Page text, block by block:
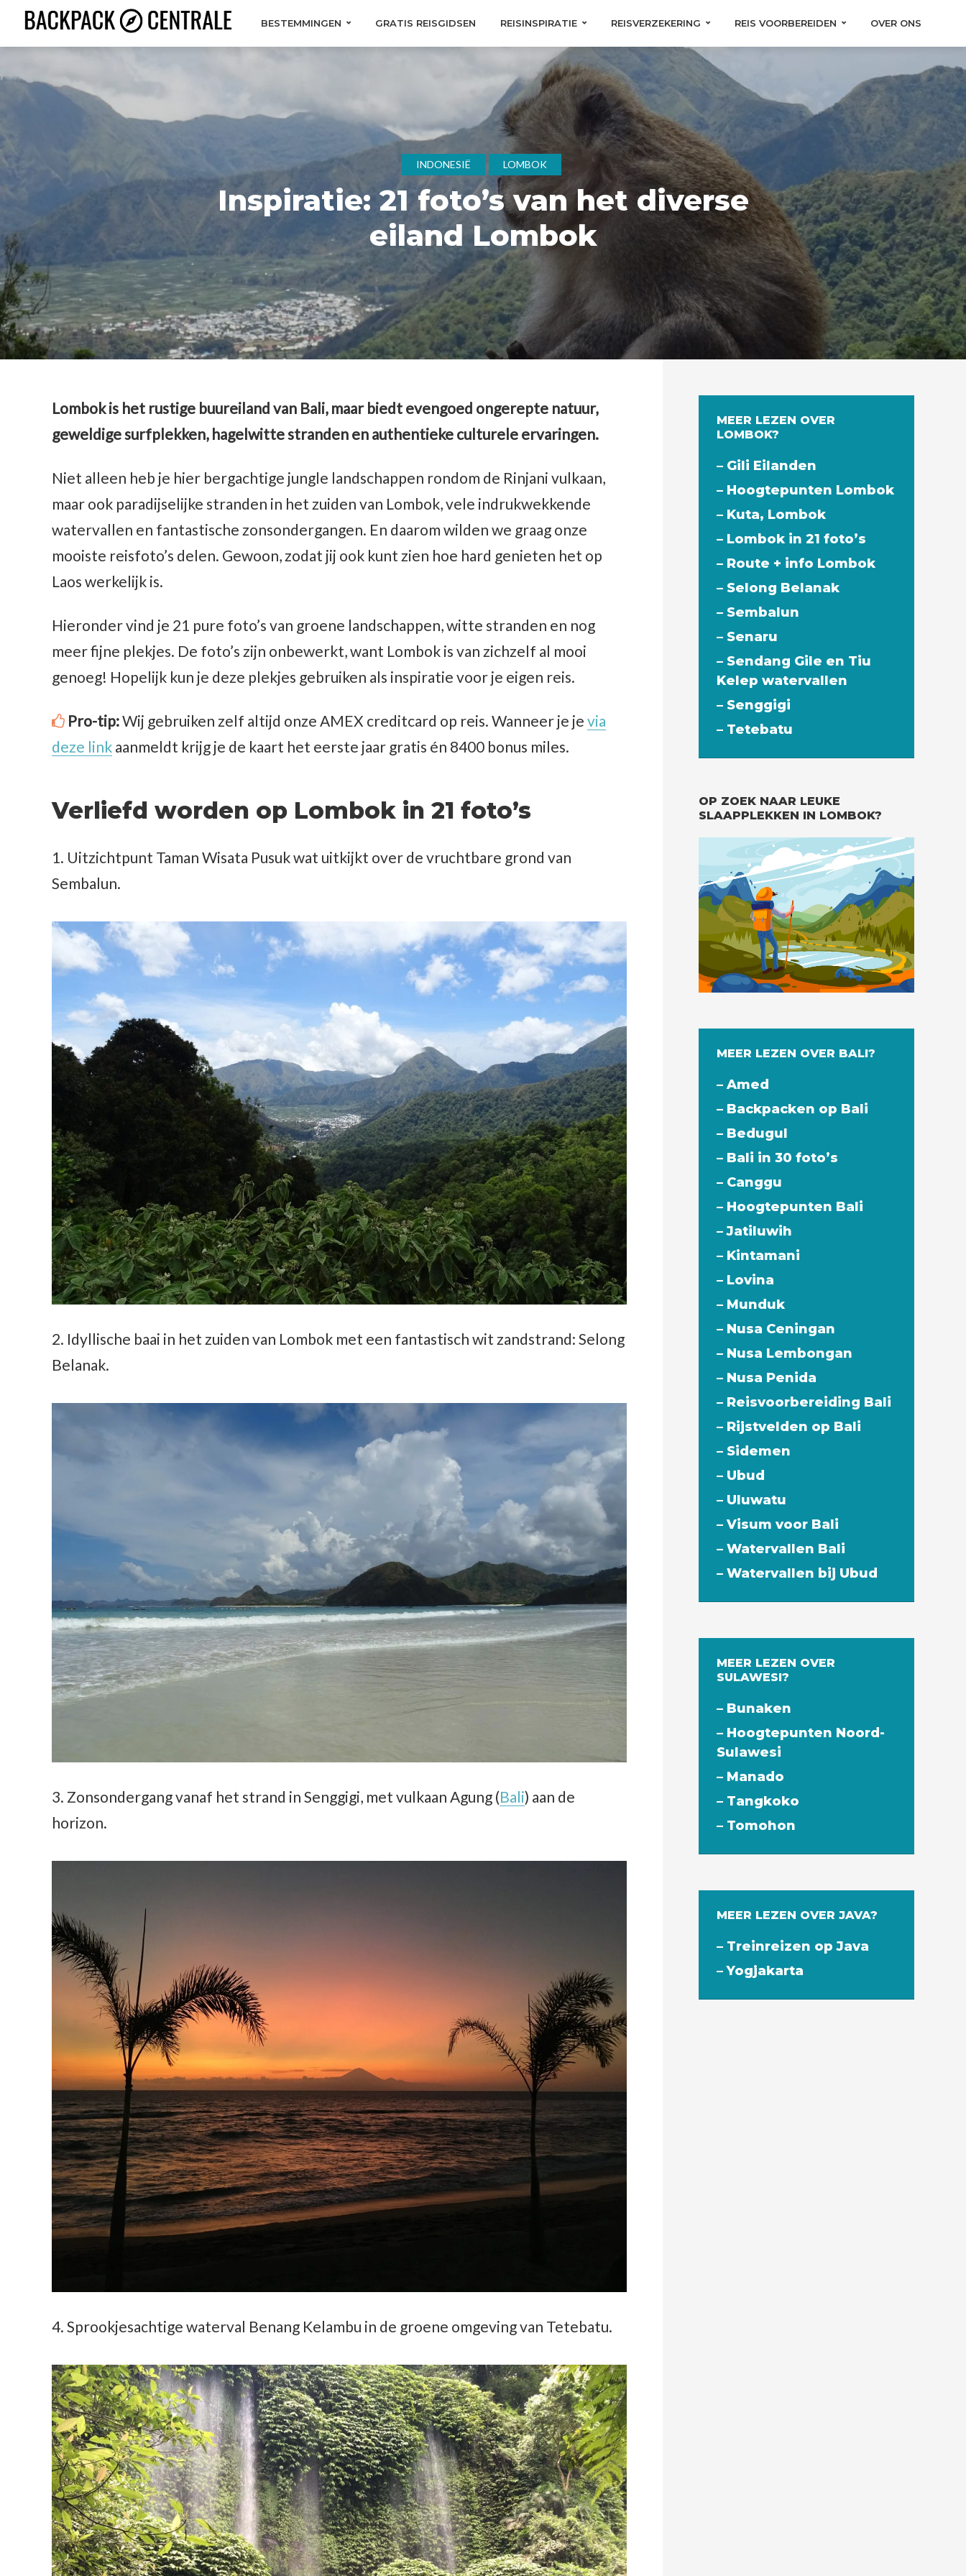
BESTEMMINGEN GRATIS REISGIDSEN REISINSPIRATIE REISVERZEKERING REIS VOORBEREIDEN OVER ONS
INDONESIË LOMBOK
Inspiratie: 21 foto’s van het diverse
eiland Lombok
Lombok is het rustige buureiland van Bali, maar biedt evengoed ongerepte natuur,
geweldige surfplekken, hagelwitte stranden en authentieke culturele ervaringen.
Niet alleen heb je hier bergachtige jungle landschappen rondom de Rinjani vulkaan,
maar ook paradijselijke stranden in het zuiden van Lombok, vele indrukwekkende
watervallen en fantastische zonsondergangen. En daarom wilden we graag onze
mooiste reisfoto’s delen. Gewoon, zodat jij ook kunt zien hoe hard genieten het op
Laos werkelijk is.
Hieronder vind je 21 pure foto’s van groene landschappen, witte stranden en nog
meer fijne plekjes. De foto’s zijn onbewerkt, want Lombok is van zichzelf al mooi
genoeg! Hopelijk kun je deze plekjes gebruiken als inspiratie voor je eigen reis.
Pro-tip:Wij gebruiken zelf altijd onze AMEX creditcard op reis. Wanneer je je via
deze link aanmeldt krijg je de kaart het eerste jaar gratis én 8400 bonus miles.
Verliefd worden op Lombok in 21 foto’s
1. Uitzichtpunt Taman Wisata Pusuk wat uitkijkt over de vruchtbare grond van
Sembalun.
2. Idyllische baai in het zuiden van Lombok met een fantastisch wit zandstrand: Selong
Belanak.
3. Zonsondergang vanaf het strand in Senggigi, met vulkaan Agung (Bali) aan de
horizon.
4. Sprookjesachtige waterval Benang Kelambu in de groene omgeving van Tetebatu.
MEER LEZEN OVER
LOMBOK?
– Gili Eilanden
– Hoogtepunten Lombok
– Kuta, Lombok
– Lombok in 21 foto’s
– Route + info Lombok
– Selong Belanak
– Sembalun
– Senaru
– Sendang Gile en Tiu
Kelep watervallen
– Senggigi
– Tetebatu
OP ZOEK NAAR LEUKE
SLAAPPLEKKEN IN LOMBOK?
MEER LEZEN OVER BALI?
– Amed
– Backpacken op Bali
– Bedugul
– Bali in 30 foto’s
– Canggu
– Hoogtepunten Bali
– Jatiluwih
– Kintamani
– Lovina
– Munduk
– Nusa Ceningan
– Nusa Lembongan
– Nusa Penida
– Reisvoorbereiding Bali
– Rijstvelden op Bali
– Sidemen
– Ubud
– Uluwatu
– Visum voor Bali
– Watervallen Bali
– Watervallen bij Ubud
MEER LEZEN OVER
SULAWESI?
– Bunaken
– Hoogtepunten Noord-
Sulawesi
– Manado
– Tangkoko
– Tomohon
MEER LEZEN OVER JAVA?
– Treinreizen op Java
– Yogjakarta